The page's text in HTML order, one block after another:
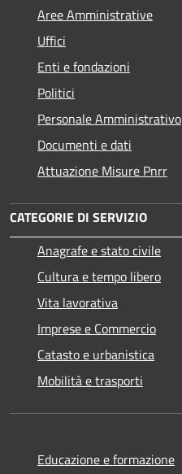
Aree Amministrative
Uffici
Enti e fondazioni
Politici
Personale Amministrativo
Documenti e dati
Attuazione Misure Pnrr
CATEGORIE DI SERVIZIO
Anagrafe e stato civile
Cultura e tempo libero
Vita lavorativa
Imprese e Commercio
Catasto e urbanistica
Mobilità e trasporti
Educazione e formazione